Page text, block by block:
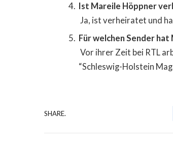
Ist Mareile Höppner
Ja, ist verheiratet und
Für welchen Sender
Vor ihrer Zeit bei RTL
“Schleswig-Holstein
SHARE.